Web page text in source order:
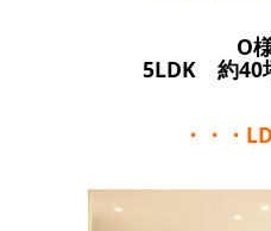
テクノロジー
モデルハウス見学予約 O
5LDK 約40
・・・